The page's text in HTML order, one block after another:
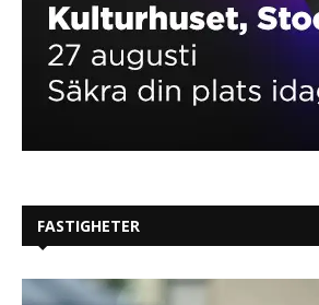
FASTIGHETER